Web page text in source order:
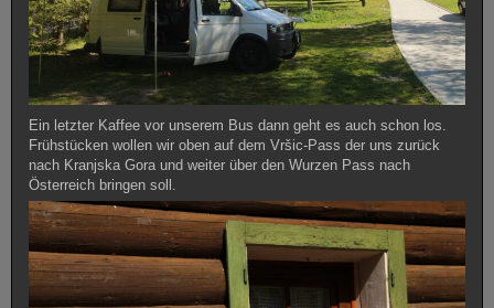
Ein letzter Kaffee vor unserem Bus dann geht es auch schon los.
Frühstücken wollen wir oben auf dem Vršic-Pass der uns zurück
nach Kranjska Gora und weiter über den Wurzen Pass nach
Österreich bringen soll.